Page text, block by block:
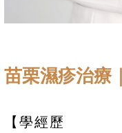
苗栗濕疹治療
【學經歷